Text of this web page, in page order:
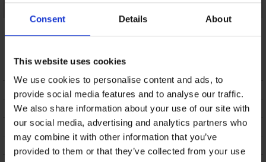
Consent Details About
This website uses cookies
We use cookies to personalise content and ads, to
provide social media features and to analyse our traffic.
We also share information about your use of our site with
our social media, advertising and analytics partners who
may combine it with other information that you’ve
provided to them or that they’ve collected from your use
2PACK Majtki
klasyczne Nerida
Majtki klasyczne
Anastasia
58,99 zł
3PACK Majtki
klasyczne Calvin
OPIS
DOSTAWA I PŁATNOŚĆ
WYMIANA
CZYSZCZENIE I PRANIE